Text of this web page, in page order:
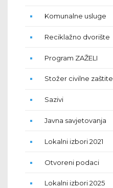
Komunalne usluge
Reciklažno dvorište
Program ZAŽELI
Stožer civilne zaštite
Sazivi
Javna savjetovanja
Lokalni izbori 2021
Otvoreni podaci
Lokalni izbori 2025